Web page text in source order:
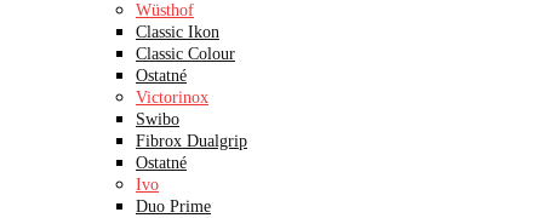
Wüsthof
Classic Ikon
Classic Colour
Ostatné
Victorinox
Swibo
Fibrox Dualgrip
Ostatné
Ivo
Duo Prime